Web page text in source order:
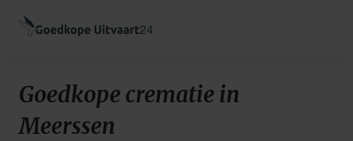
Goedkope crematie in
Meerssen